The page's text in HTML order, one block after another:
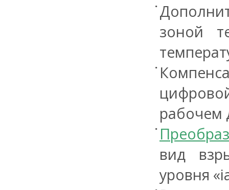
зоной
рабочем
вид
уровня